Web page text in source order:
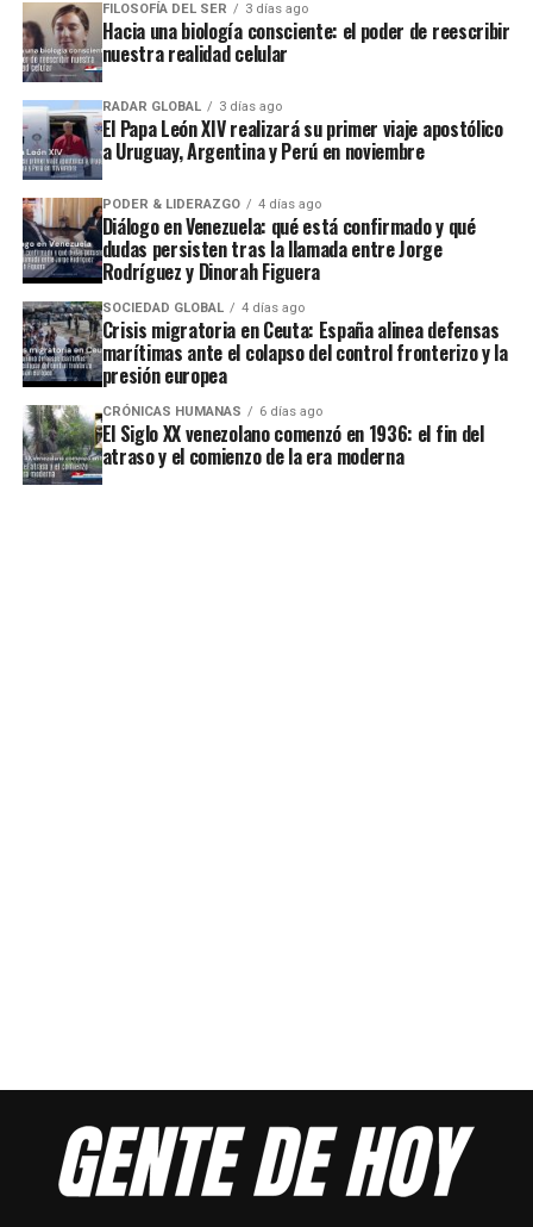
FILOSOFÍA DEL SER 3 días ago
Hacia una biología consciente: el poder de reescribir
nuestra realidad celular
RADAR GLOBAL 3 días ago
El Papa León XIV realizará su primer viaje apostólico
a Uruguay, Argentina y Perú en noviembre
PODER & LIDERAZGO 4 días ago
Diálogo en Venezuela: qué está confirmado y qué
dudas persisten tras la llamada entre Jorge
Rodríguez y Dinorah Figuera
SOCIEDAD GLOBAL 4 días ago
Crisis migratoria en Ceuta: España alinea defensas
marítimas ante el colapso del control fronterizo y la
presión europea
CRÓNICAS HUMANAS 6 días ago
El Siglo XX venezolano comenzó en 1936: el fin del
atraso y el comienzo de la era moderna